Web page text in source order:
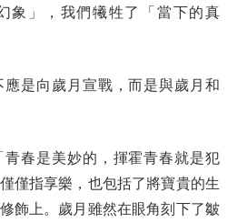
象」，我們犧牲了「當下的真
是向歲月宣戰，而是與歲月和
春是美妙的，揮霍青春就是犯
僅指享樂，也包括了將寶貴的生
飾上。歲月雖然在眼角刻下了皺